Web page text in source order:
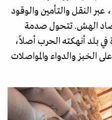
النقل والتأمين والوقود
الهش. تتحول صدمة
بلد أنهكته الحرب أصلاً،
الخبز والدواء والمواصلات